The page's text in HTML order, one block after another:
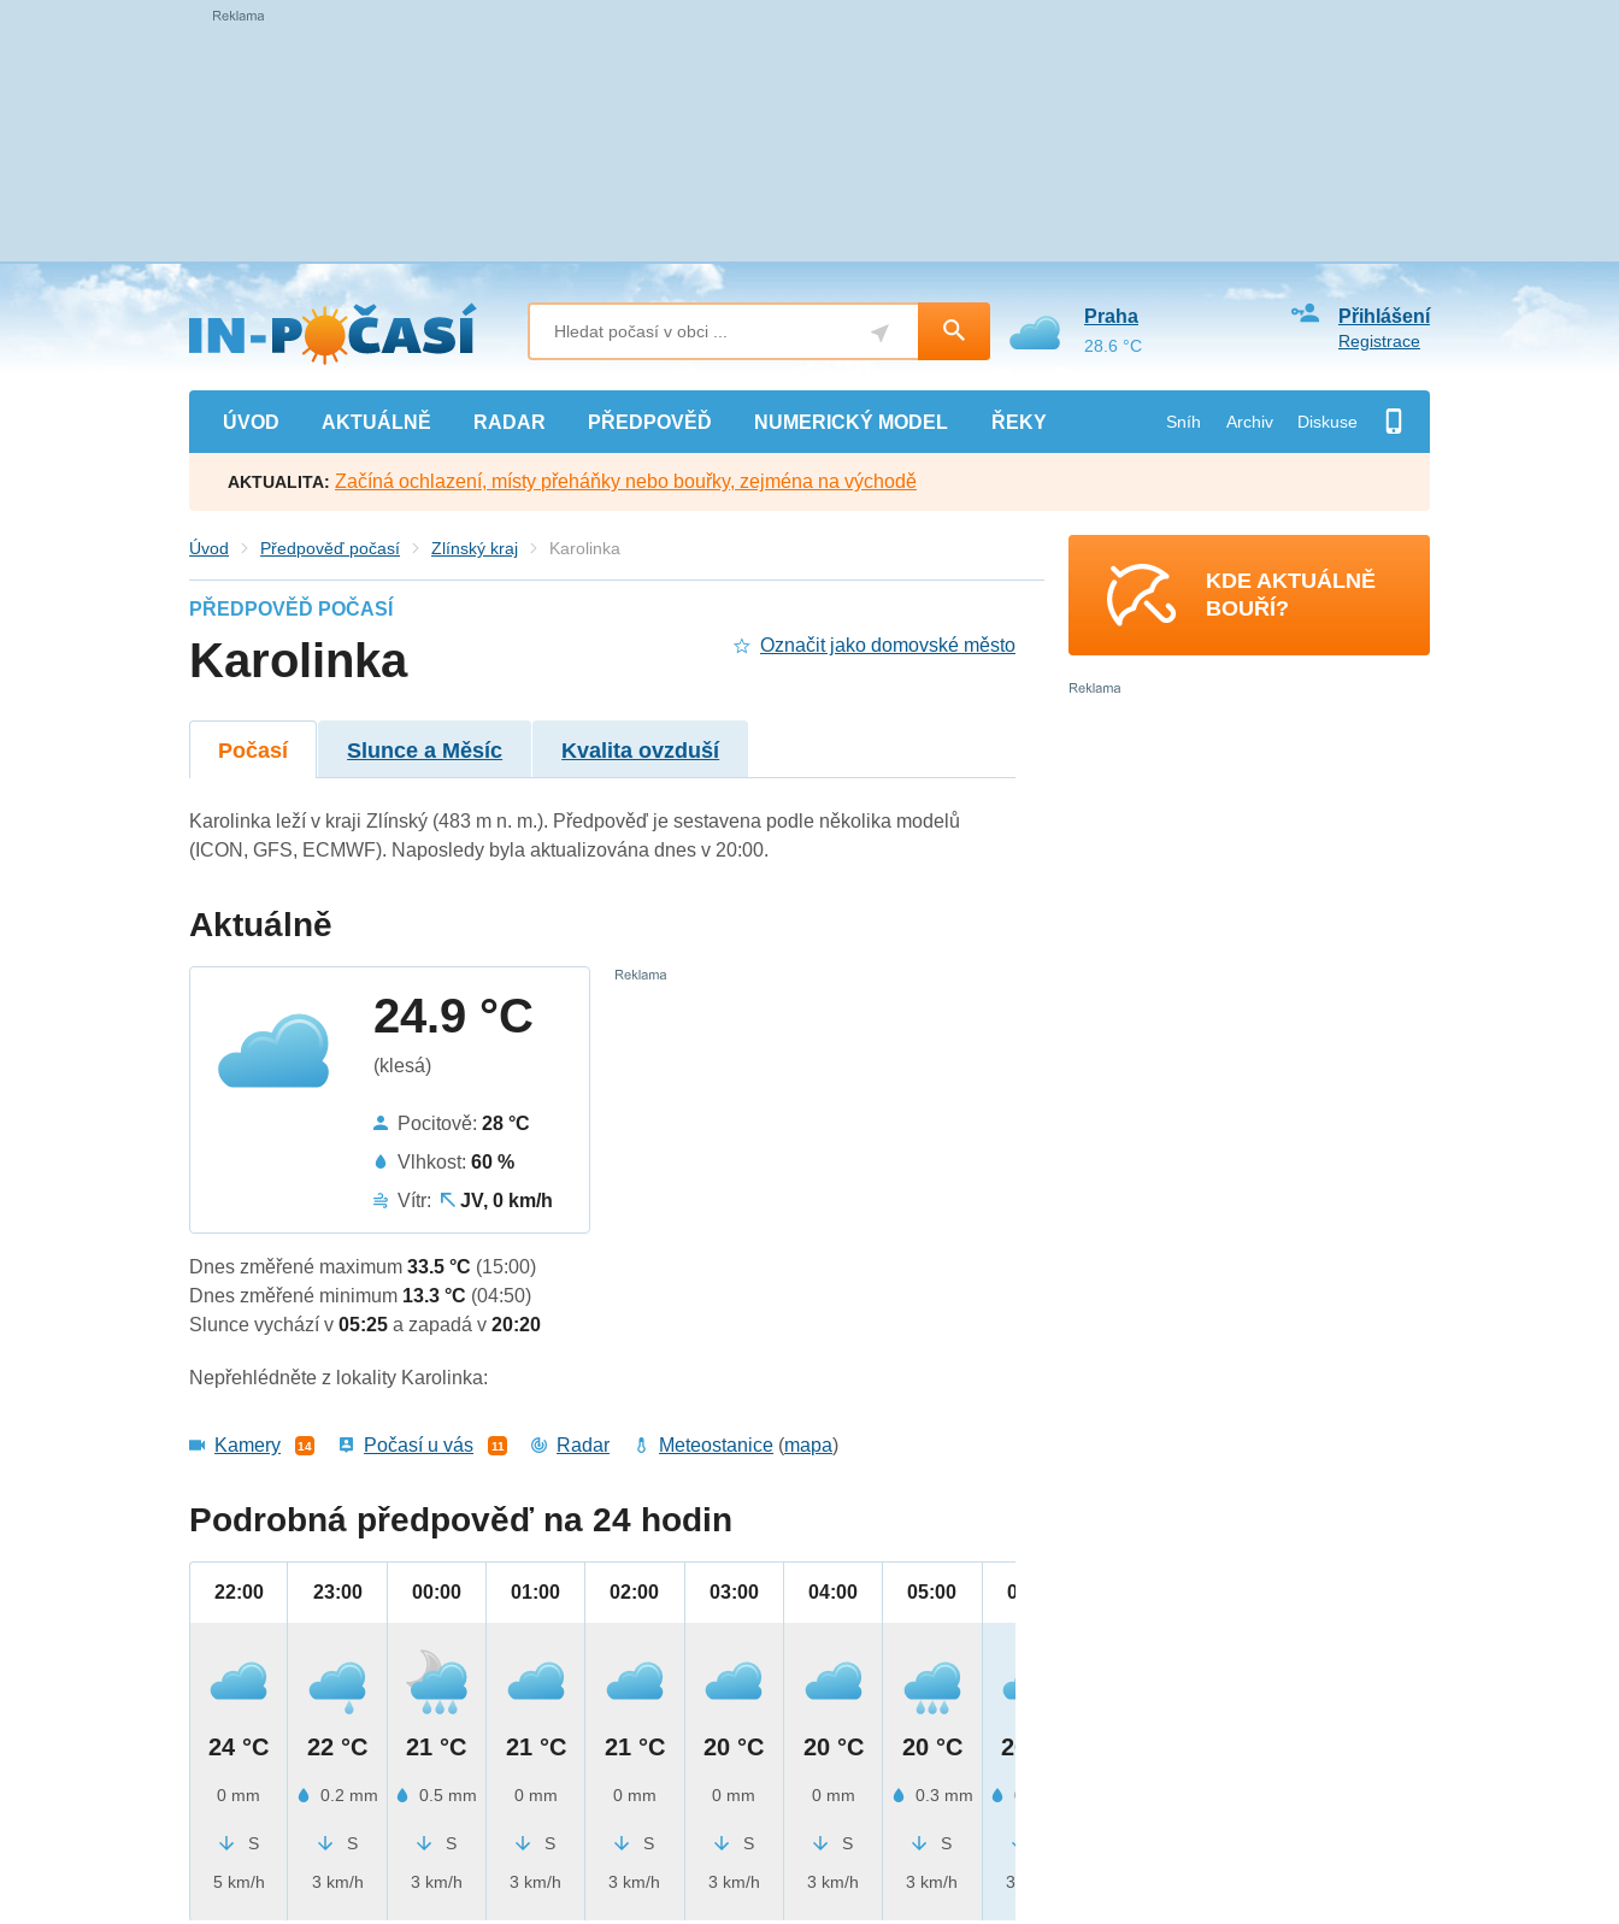
Přejít
na
hlavní
obsah
ÚVOD AKTUÁLNĚ RADAR PŘEDPOVĚĎ NUMERICKÝ MODEL ŘEKY Sníh Archiv Diskuse
Přihlášení
Registrace
Praha
28.6 °C
AKTUALITA: Začíná ochlazení, místy přeháňky nebo bouřky, zejména na východě
Úvod Předpověď počasí Zlínský kraj Karolinka
PŘEDPOVĚĎ POČASÍ
Karolinka Označit jako domovské město
Počasí Slunce a Měsíc Kvalita ovzduší
Karolinka leží v kraji Zlínský (483 m n. m.). Předpověď je sestavena podle několika modelů
(ICON, GFS, ECMWF). Naposledy byla aktualizována dnes v 20:00.
Aktuálně
24.9 °C
(klesá)
Pocitově:28 °C
Vlhkost:60 %
Vítr:
JV, 0 km/h
Dnes změřené maximum33.5 °C (15:00)
Dnes změřené minimum 13.3 °C (04:50)
Slunce vychází v05:25a zapadá v20:20
Nepřehlédněte z lokality Karolinka:
Kamery 14 Počasí u vás 11 Radar Meteostanice (mapa)
Podrobná předpověď na 24 hodin
22:00
24 °C
0 mm
S
5 km/h
23:00
22 °C
0.2 mm
S
3 km/h
00:00
21 °C
0.5 mm
S
3 km/h
01:00
21 °C
0 mm
S
3 km/h
02:00
21 °C
0 mm
S
3 km/h
03:00
20 °C
0 mm
S
3 km/h
04:00
20 °C
0 mm
S
3 km/h
05:00
20 °C
0.3 mm
S
3 km/h
06:00
20 °C
0.2 mm
3 km/h
KDE AKTUÁLNĚ
BOUŘÍ?